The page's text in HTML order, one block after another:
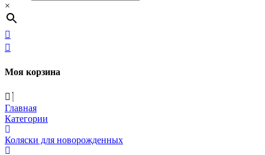
×
Моя корзина
Главная
Категории
Коляски для новорожденных